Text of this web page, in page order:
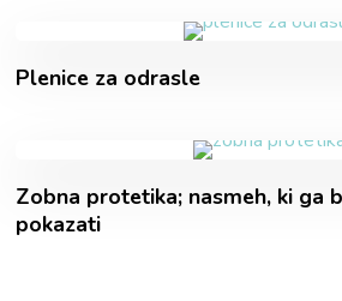
Plenice za odrasle
Zobna protetika; nasmeh, ki ga
pokazati